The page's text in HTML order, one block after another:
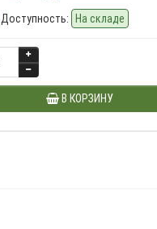
Доступность: На складе
В КОРЗИНУ